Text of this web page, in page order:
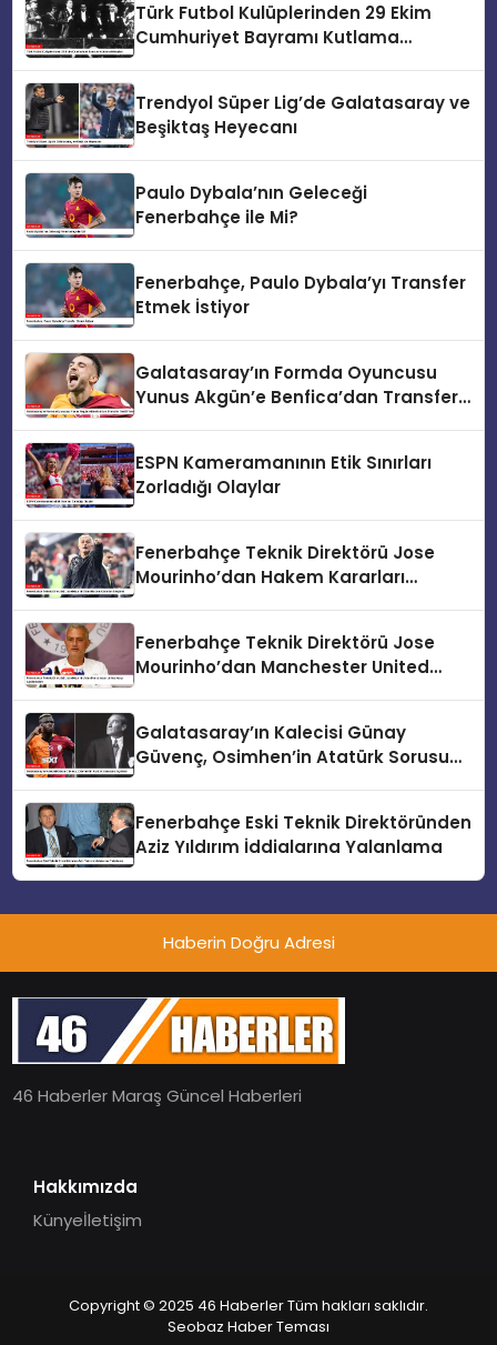
Türk Futbol Kulüplerinden 29 Ekim
Cumhuriyet Bayramı Kutlama
Trendyol Süper Lig’de Galatasaray ve
Beşiktaş Heyecanı
Paulo Dybala’nın Geleceği
Fenerbahçe ile Mi?
Fenerbahçe, Paulo Dybala’yı Transfer
Etmek İstiyor
Galatasaray’ın Formda Oyuncusu
Yunus Akgün’e Benfica’dan Transfer
ESPN Kameramanının Etik Sınırları
Zorladığı Olaylar
Fenerbahçe Teknik Direktörü Jose
Mourinho’dan Hakem Kararları
Fenerbahçe Teknik Direktörü Jose
Mourinho’dan Manchester United
Galatasaray’ın Kalecisi Günay
Güvenç, Osimhen’in Atatürk Sorusunu
Fenerbahçe Eski Teknik Direktöründen
Aziz Yıldırım İddialarına Yalanlama
Haberin Doğru Adresi
46 Haberler Maraş Güncel Haberleri
Hakkımızda
Künyeİletişim
Copyright © 2025 46 Haberler Tüm hakları saklıdır.
Seobaz Haber Teması